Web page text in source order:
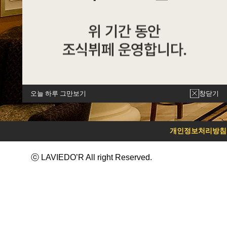
오늘 하루 그만보기 창닫기
개인정보처리방침
ⓒ LAVIEDO’R All right Reserved.